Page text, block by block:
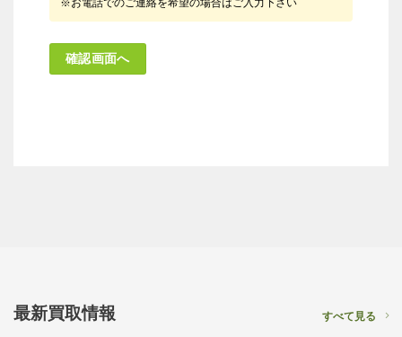
※お電話でのご連絡を希望の場合はご入力下さい
最新買取情報 すべて見る